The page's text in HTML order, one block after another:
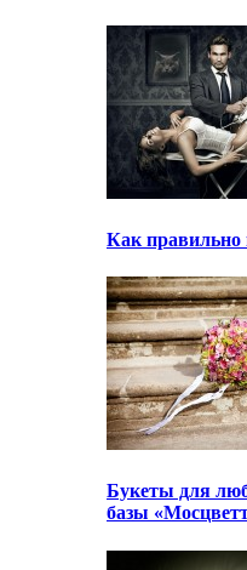
Как правильно
Букеты для
базы